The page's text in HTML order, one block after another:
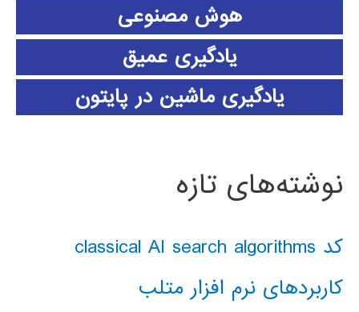
هوش مصنوعی
یادگیری عمیق
یادگیری ماشین در پایتون
نوشته‌های تازه
کد classical AI search algorithms
کاربردهای نرم افزار متلب